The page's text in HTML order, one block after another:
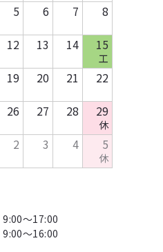
5 6 7
8
12 13 14 15
工
19 20 21
22
26 27 28 29
休
2 3 4 5
休
～17:00
～16:00